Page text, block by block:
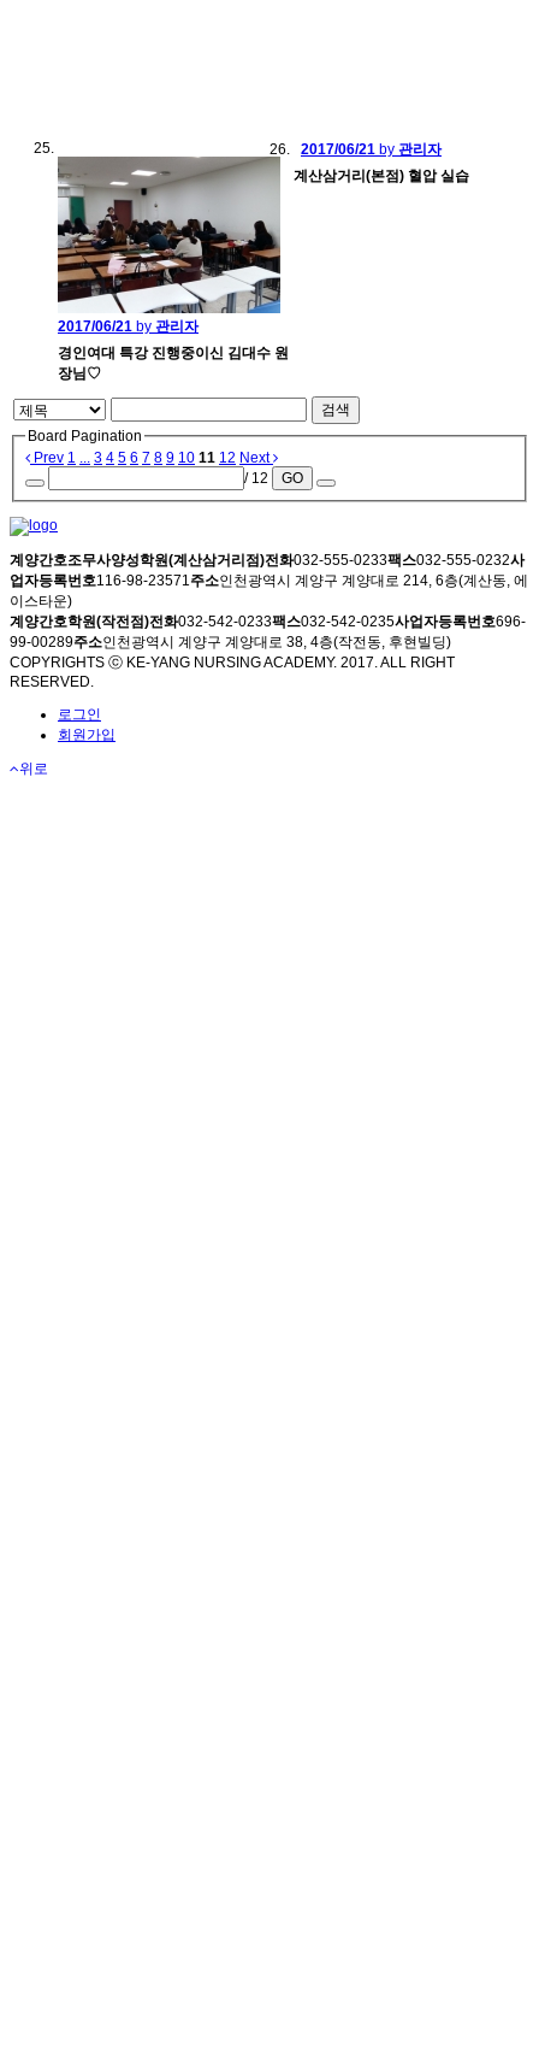
2017/06/21 by 관리자
경인여대 특강 진행중이신 김대수 원
장님♡
2017/06/21 by 관리자
계산삼거리(본점) 혈압 실습
검색
Board Pagination
Prev 1 ... 3 4 5 6 7 8 9 10 11 12 Next
/ 12
GO
계양간호조무사양성학원(계산삼거리점)전화032-555-0233팩스032-555-0232사
업자등록번호116-98-23571 주소인천광역시 계양구 계양대로 214, 6층(계산동, 에
이스타운)
계양간호학원(작전점)전화032-542-0233팩스032-542-0235사업자등록번호696-
99-00289주소인천광역시 계양구 계양대로 38, 4층(작전동, 후현빌딩)
COPYRIGHTS ⓒ KE-YANG NURSING ACADEMY. 2017. ALL RIGHT
RESERVED.
로그인
회원가입
위로